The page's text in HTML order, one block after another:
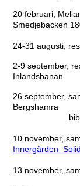
20 februari,
Smedjebacken
24-31 augusti,
2-9 september,
Inlandsbanan
26 september,
Bergshamra
10 november,
Innergården
13 november,